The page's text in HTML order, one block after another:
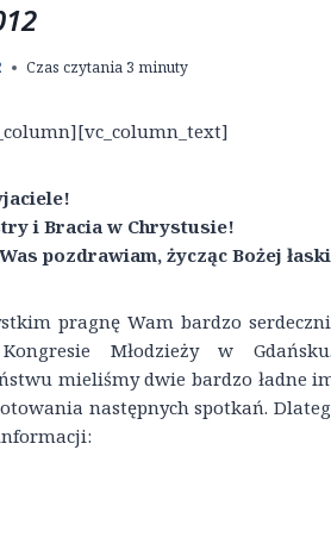
Czas czytania 3 minuty
i Bracia w Chrystusie!
pozdrawiam, życząc Bożej
pragnę Wam bardzo
Młodzieży w
mieliśmy dwie bardzo ładne
następnych spotkań.